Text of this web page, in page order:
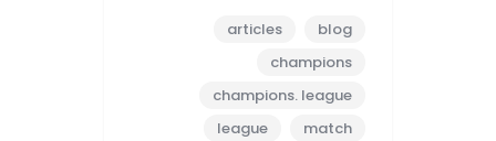
articles
blog
champions
champions. league
league
match